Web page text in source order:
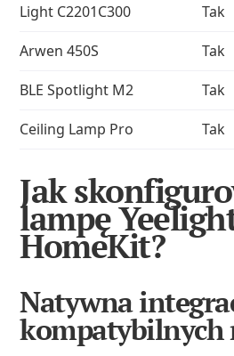
Light C2201C300
Tak
Arwen 450S
Tak
BLE Spotlight M2
Tak
Ceiling Lamp Pro
Tak
Jak
lampę
HomeKit?
Natywna
kompatybilnych